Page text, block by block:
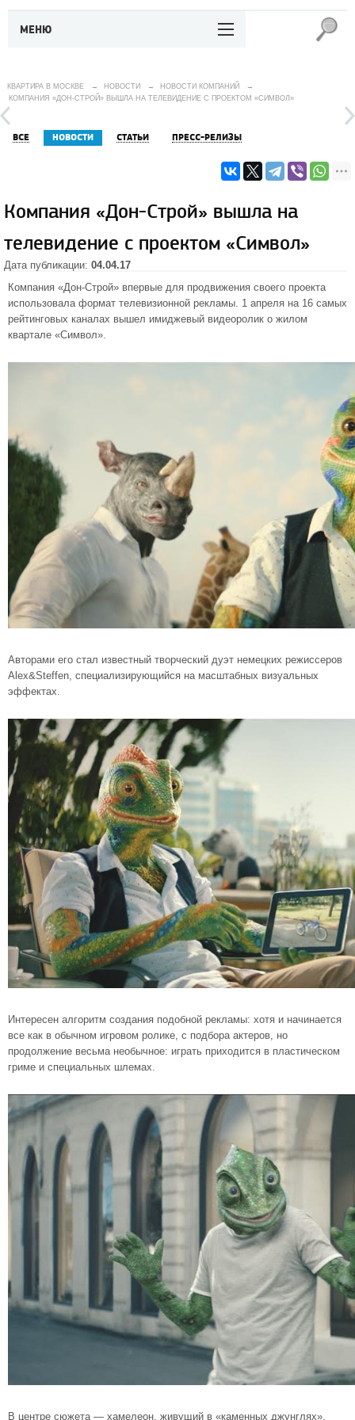
МЕНЮ
КВАРТИРА В МОСКВЕ → НОВОСТИ → НОВОСТИ КОМПАНИЙ
→
КОМПАНИЯ «ДОН-СТРОЙ» ВЫШЛА НА ТЕЛЕВИДЕНИЕ С ПРОЕКТОМ «СИМВОЛ»
ВСЕ НОВОСТИ СТАТЬИ ПРЕСС-РЕЛИЗЫ
Компания «Дон-Строй» вышла на
телевидение с проектом «Символ»
Дата публикации: 04.04.17
Компания «Дон-Строй» впервые для продвижения своего проекта
использовала формат телевизионной рекламы. 1 апреля на 16 самых
рейтинговых каналах вышел имиджевый видеоролик о жилом
квартале «Символ».
Авторами его стал известный творческий дуэт немецких режиссеров
Alex&Steffen, специализирующийся на масштабных визуальных
эффектах.
Интересен алгоритм создания подобной рекламы: хотя и начинается
все как в обычном игровом ролике, с подбора актеров, но
продолжение весьма необычное: играть приходится в пластическом
гриме и специальных шлемах.
В центре сюжета — хамелеон, живущий в «каменных джунглях»,